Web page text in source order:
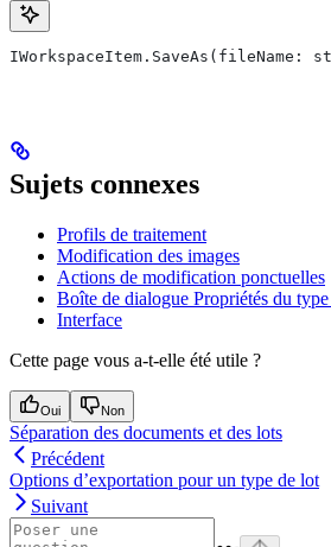
Sujets connexes
Profils de traitement
Modification des images
Actions de modification ponctuelles
Boîte de dialogue Propriétés du
Interface
Cette page vous a-t-elle été utile ?
Oui Non
Séparation des documents et des lots
Précédent
Options d’exportation pour un type de lot
Suivant